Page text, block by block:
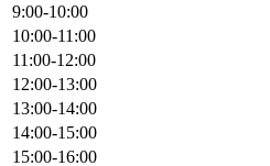
9:00-10:00
10:00-11:00
11:00-12:00
12:00-13:00
13:00-14:00
14:00-15:00
15:00-16:00